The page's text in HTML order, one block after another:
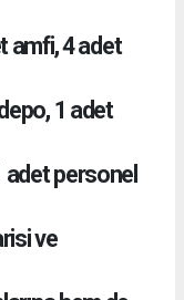
amfi, 4 adet
1 adet
personel
ve